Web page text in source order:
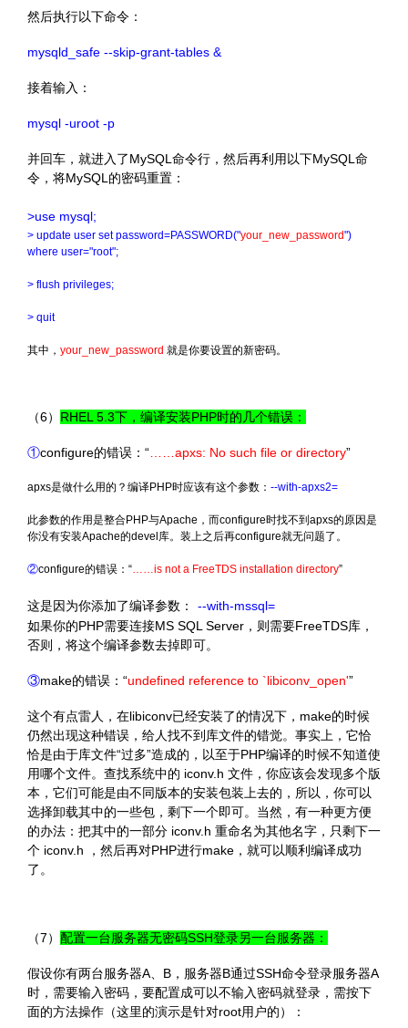
然后执行以下命令：
mysqld_safe --skip-grant-tables &
接着输入：
mysql -uroot -p
并回车，就进入了MySQL命令行，然后再利用以下MySQL命
令，将MySQL的密码重置：
>use mysql;
> update user set password=PASSWORD("your_new_password")
where user="root";
> flush privileges;
> quit
其中， your_new_password 就是你要设置的新密码。
（6） RHEL 5.3下，编译安装PHP时的几个错误：
①configure的错误：“ ……apxs: No such file or directory”
apxs是做什么用的？编译PHP时应该有这个参数： --with-apxs2=
此参数的作用是整合PHP与Apache，而configure时找不到apxs的原因是
你没有安装Apache的devel库。装上之后再configure就无问题了。
②configure的错误：“……is not a FreeTDS installation directory”
这是因为你添加了编译参数：
--with-mssql=
如果你的PHP需要连接MS SQL Server，则需要FreeTDS库，
否则，将这个编译参数去掉即可。
③make的错误：“undefined reference to `libiconv_open'”
这个有点雷人，在libiconv已经安装了的情况下，make的时候
仍然出现这种错误，给人找不到库文件的错觉。事实上，它恰
恰是由于库文件“过多”造成的，以至于PHP编译的时候不知道使
用哪个文件。查找系统中的 iconv.h 文件，你应该会发现多个版
本，它们可能是由不同版本的安装包装上去的，所以，你可以
选择卸载其中的一些包，剩下一个即可。当然，有一种更方便
的办法：把其中的一部分 iconv.h 重命名为其他名字，只剩下一
个 iconv.h ，然后再对PHP进行make，就可以顺利编译成功
了。
（7） 配置一台服务器无密码SSH登录另一台服务器：
假设你有两台服务器A、B，服务器B通过SSH命令登录服务器A
时，需要输入密码，要配置成可以不输入密码就登录，需按下
面的方法操作（这里的演示是针对root用户的）：